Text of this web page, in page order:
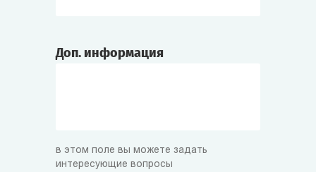
Доп. информация
в этом поле вы можете задать
интересующие вопросы